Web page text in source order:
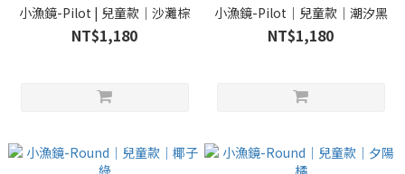
小漁鏡-Pilot | 兒童款｜沙灘棕
NT$1,180
小漁鏡-Pilot｜兒童款｜潮汐黑
NT$1,180